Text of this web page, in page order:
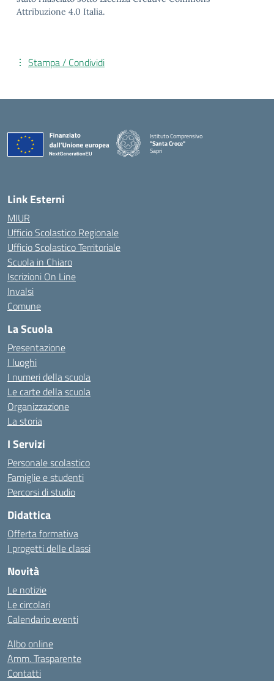
Attribuzione 4.0 Italia.
Stampa / Condividi
Istituto Comprensivo
"Santa Croce"
Sapri
— Visita la pagina iniziale della scuola
Link Esterni
MIUR
Ufficio Scolastico Regionale
Ufficio Scolastico Territoriale
Scuola in Chiaro
Iscrizioni On Line
Invalsi
Comune
La Scuola
Presentazione
I luoghi
I numeri della scuola
Le carte della scuola
Organizzazione
La storia
I Servizi
Personale scolastico
Famiglie e studenti
Percorsi di studio
Didattica
Offerta formativa
I progetti delle classi
Novità
Le notizie
Le circolari
Calendario eventi
Albo online
Amm. Trasparente
Contatti